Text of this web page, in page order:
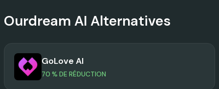
Ourdream AI Alternatives
GoLove AI
70 % DE RÉDUCTION